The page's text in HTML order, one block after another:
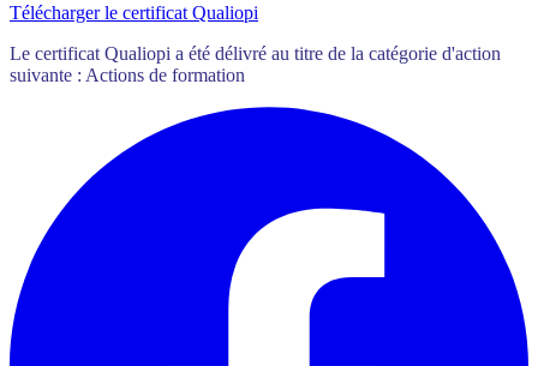
Télécharger le certificat Qualiopi
Le certificat Qualiopi a été délivré au titre de la catégorie d'action
suivante : Actions de formation